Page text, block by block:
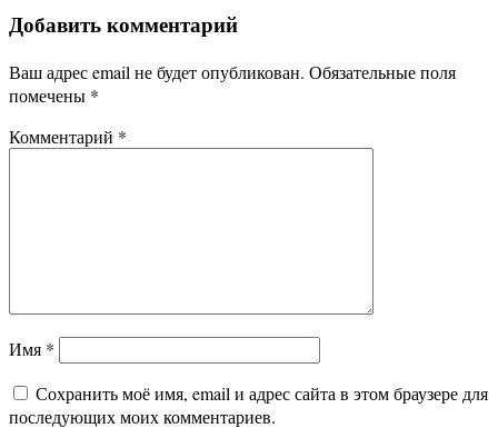
Добавить комментарий
Ваш адрес email не будет опубликован. Обязательные поля
помечены *
Комментарий *
Имя *
Сохранить моё имя, email и адрес сайта в этом браузере для
последующих моих комментариев.